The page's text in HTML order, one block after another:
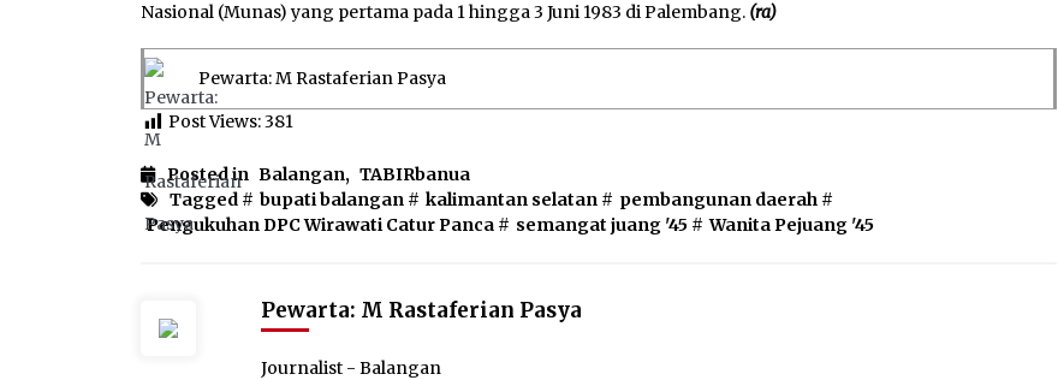
Nasional (Munas) yang pertama pada 1 hingga 3 Juni 1983 di Palembang. (ra)
Pewarta: M Rastaferian Pasya
Post Views:381
Posted in Balangan, TABIRbanua
Tagged # bupati balangan # kalimantan selatan # pembangunan daerah #
Pengukuhan DPC Wirawati Catur Panca # semangat juang '45 # Wanita Pejuang '45
Pewarta: M Rastaferian Pasya
Journalist - Balangan